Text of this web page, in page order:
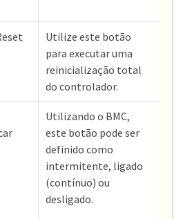
Utilize este botão
para executar uma
reinicialização total
do controlador.
Utilizando o BMC,
este botão pode ser
definido como
intermitente, ligado
(contínuo) ou
desligado.